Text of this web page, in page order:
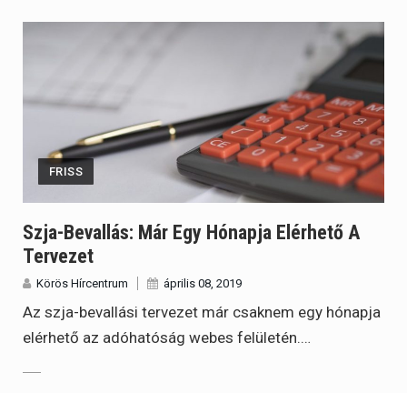
FRISS
Szja-Bevallás: Már Egy Hónapja Elérhető A
Tervezet
Körös Hírcentrum április 08, 2019
Az szja-bevallási tervezet már csaknem egy hónapja
elérhető az adóhatóság webes felületén.…